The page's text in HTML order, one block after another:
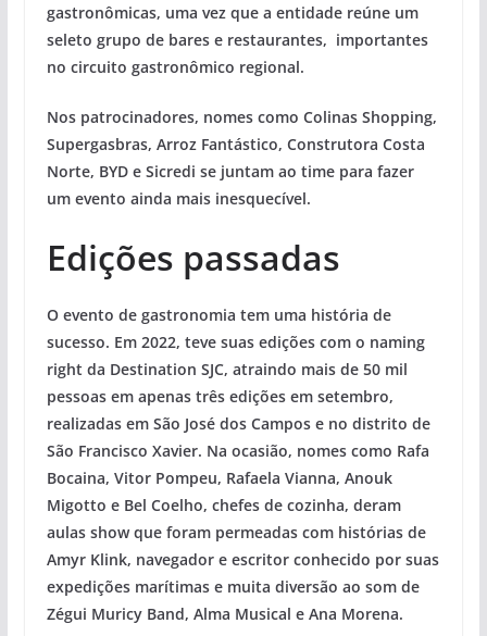
gastronômicas, uma vez que a entidade reúne um
seleto grupo de bares e restaurantes, importantes
no circuito gastronômico regional.
Nos patrocinadores, nomes como Colinas Shopping,
Supergasbras, Arroz Fantástico, Construtora Costa
Norte, BYD e Sicredi se juntam ao time para fazer
um evento ainda mais inesquecível.
Edições passadas
O evento de gastronomia tem uma história de
sucesso. Em 2022, teve suas edições com o naming
right da Destination SJC, atraindo mais de 50 mil
pessoas em apenas três edições em setembro,
realizadas em São José dos Campos e no distrito de
São Francisco Xavier. Na ocasião, nomes como Rafa
Bocaina, Vitor Pompeu, Rafaela Vianna, Anouk
Migotto e Bel Coelho, chefes de cozinha, deram
aulas show que foram permeadas com histórias de
Amyr Klink, navegador e escritor conhecido por suas
expedições marítimas e muita diversão ao som de
Zégui Muricy Band, Alma Musical e Ana Morena.